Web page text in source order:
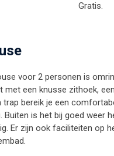
Gratis.
voor 2 personen is
met een knusse zithoek,
trap bereik je een
Buiten is het bij goed weer
Er zijn ook faciliteiten op